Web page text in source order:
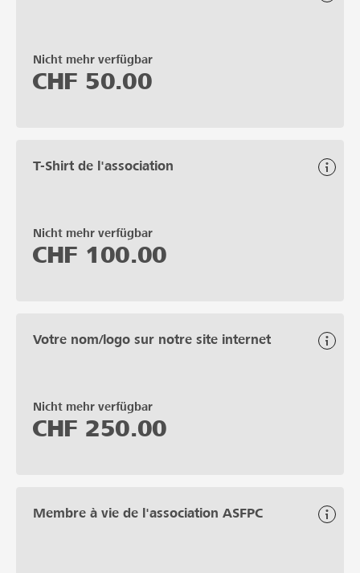
Nicht mehr verfügbar
CHF 50.00
T-Shirt de l'association
Nicht mehr verfügbar
CHF 100.00
Votre nom/logo sur notre site internet
Nicht mehr verfügbar
CHF 250.00
Membre à vie de l'association ASFPC